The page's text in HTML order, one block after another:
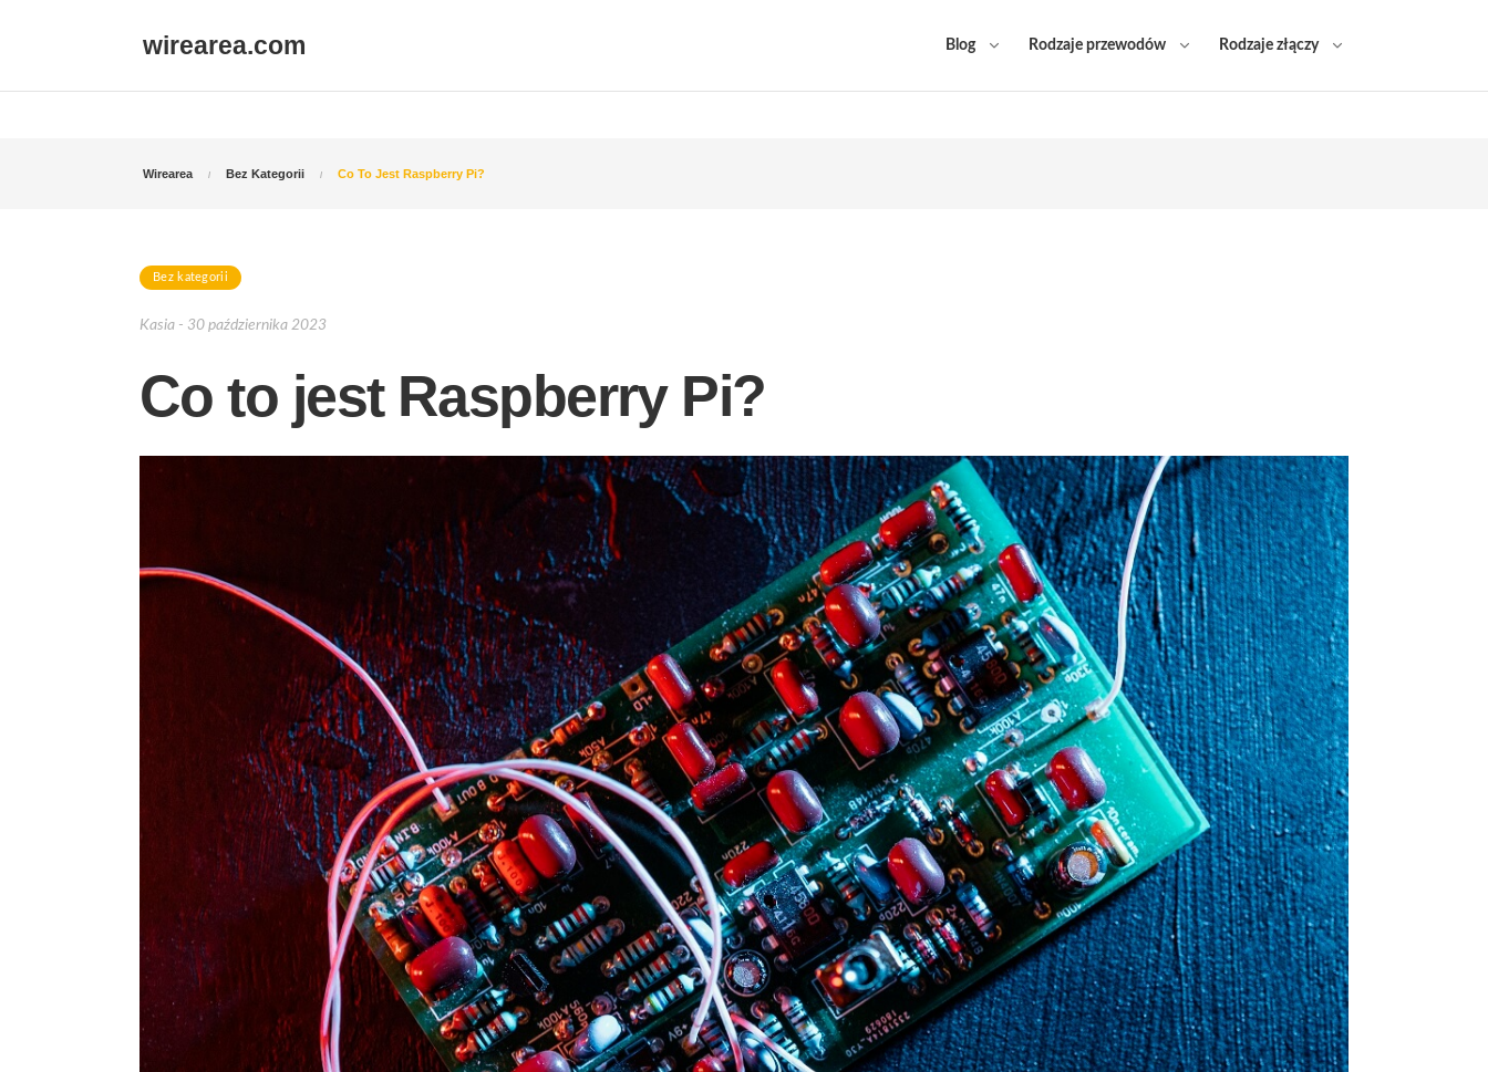
wirearea.com Blog Rodzaje przewodów Rodzaje złączy
Wirearea Bez Kategorii Co To Jest Raspberry Pi?
Bez kategorii
Kasia - 30 października 2023
Co to jest Raspberry Pi?